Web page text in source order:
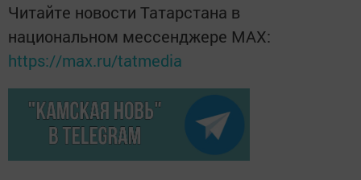
Читайте новости Татарстана в
национальном мессенджере MАХ:
https://max.ru/tatmedia